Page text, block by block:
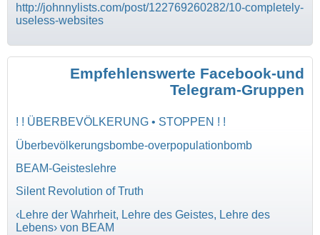
http://johnnylists.com/post/122769260282/10-completely-
useless-websites
Empfehlenswerte Facebook-und
Telegram-Gruppen
! ! ÜBERBEVÖLKERUNG • STOPPEN ! !
Überbevölkerungsbombe-overpopulationbomb
BEAM-Geisteslehre
Silent Revolution of Truth
‹Lehre der Wahrheit, Lehre des Geistes, Lehre des
Lebens› von BEAM